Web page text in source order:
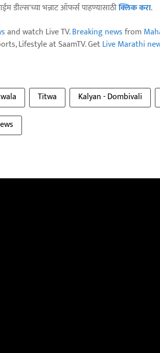
डील्स'च्या भन्नाट ऑफर्स पाहण्यासाठीक्लिक करा.
and watch Live TV.Breaking newsfrom
Lifestyle at SaamTV. GetLive Marathi
Titwa Kalyan - Dombivali